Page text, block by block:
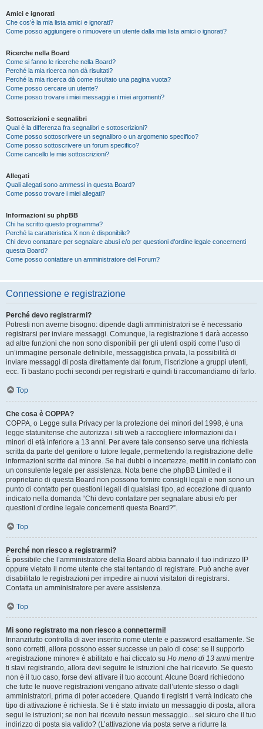
Amici e ignorati
Che cos’è la mia lista amici e ignorati?
Come posso aggiungere o rimuovere un utente dalla mia lista amici o ignorati?
Ricerche nella Board
Come si fanno le ricerche nella Board?
Perché la mia ricerca non dà risultati?
Perché la mia ricerca dà come risultato una pagina vuota?
Come posso cercare un utente?
Come posso trovare i miei messaggi e i miei argomenti?
Sottoscrizioni e segnalibri
Qual è la differenza fra segnalibri e sottoscrizioni?
Come posso sottoscrivere un segnalibro o un argomento specifico?
Come posso sottoscrivere un forum specifico?
Come cancello le mie sottoscrizioni?
Allegati
Quali allegati sono ammessi in questa Board?
Come posso trovare i miei allegati?
Informazioni su phpBB
Chi ha scritto questo programma?
Perché la caratteristica X non è disponibile?
Chi devo contattare per segnalare abusi e/o per questioni d’ordine legale concernenti
questa Board?
Come posso contattare un amministratore del Forum?
Connessione e registrazione
Perché devo registrarmi?
Potresti non averne bisogno: dipende dagli amministratori se è necessario
registrarsi per inviare messaggi. Comunque, la registrazione ti darà accesso
ad altre funzioni che non sono disponibili per gli utenti ospiti come l’uso di
un’immagine personale definibile, messaggistica privata, la possibilità di
inviare messaggi di posta direttamente dal forum, l’iscrizione a gruppi utenti,
ecc. Ti bastano pochi secondi per registrarti e quindi ti raccomandiamo di farlo.
Top
Che cosa è COPPA?
COPPA, o Legge sulla Privacy per la protezione dei minori del 1998, è una
legge statunitense che autorizza i siti web a raccogliere informazioni da i
minori di età inferiore a 13 anni. Per avere tale consenso serve una richiesta
scritta da parte del genitore o tutore legale, permettendo la registrazione delle
informazioni scritte dal minore. Se hai dubbi o incertezze, mettiti in contatto con
un consulente legale per assistenza. Nota bene che phpBB Limited e il
proprietario di questa Board non possono fornire consigli legali e non sono un
punto di contatto per questioni legali di qualsiasi tipo, ad eccezione di quanto
indicato nella domanda “Chi devo contattare per segnalare abusi e/o per
questioni d’ordine legale concernenti questa Board?”.
Top
Perché non riesco a registrarmi?
È possibile che l’amministratore della Board abbia bannato il tuo indirizzo IP
oppure vietato il nome utente che stai tentando di registrare. Può anche aver
disabilitato le registrazioni per impedire ai nuovi visitatori di registrarsi.
Contatta un amministratore per avere assistenza.
Top
Mi sono registrato ma non riesco a connettermi!
Innanzitutto controlla di aver inserito nome utente e password esattamente. Se
sono corretti, allora possono esser successe un paio di cose: se il supporto
«registrazione minore» è abilitato e hai cliccato su Ho meno di 13 anni mentre
ti stavi registrando, allora devi seguire le istruzioni che hai ricevuto. Se questo
non è il tuo caso, forse devi attivare il tuo account. Alcune Board richiedono
che tutte le nuove registrazioni vengano attivate dall’utente stesso o dagli
amministratori, prima di poter accedere. Quando ti registri ti verrà indicato che
tipo di attivazione è richiesta. Se ti è stato inviato un messaggio di posta, allora
segui le istruzioni; se non hai ricevuto nessun messaggio... sei sicuro che il tuo
indirizzo di posta sia valido? (L’attivazione via posta serve a ridurre la